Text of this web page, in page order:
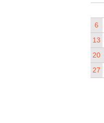
6
13
20
27